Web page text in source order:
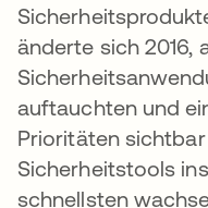
änderte sich 2016,
auftauchten und
Prioritäten
Sicherheitstools
schnellsten